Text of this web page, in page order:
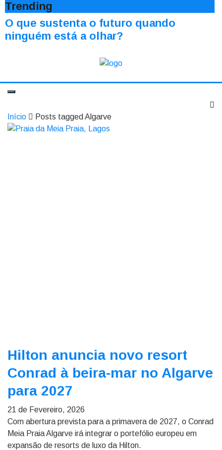
Trending
O que sustenta o futuro quando
ninguém está a olhar?
Início Posts tagged Algarve
Hilton anuncia novo resort
Conrad à beira-mar no Algarve
para 2027
21 de Fevereiro, 2026
Com abertura prevista para a primavera de 2027, o Conrad
Meia Praia Algarve irá integrar o portefólio europeu em
expansão de resorts de luxo da Hilton.